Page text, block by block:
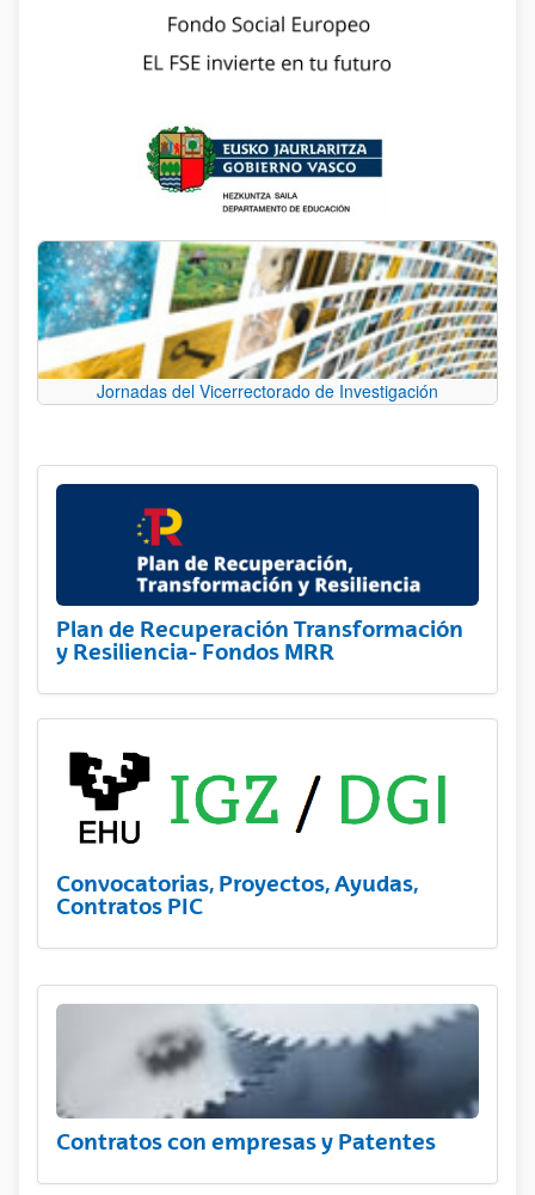
Jornadas del Vicerrectorado de Investigación
Plan de Recuperación Transformación
y Resiliencia- Fondos MRR
Convocatorias, Proyectos, Ayudas,
Contratos PIC
Contratos con empresas y Patentes